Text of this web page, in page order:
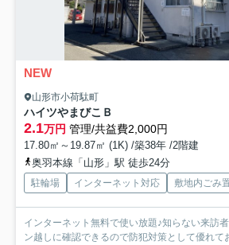
NEW
山形市小荷駄町
ハイツやまびこＢ
2.1万円 管理/共益費2,000円
17.80㎡～19.87㎡ (1K) /築38年 /2階建
奥羽本線「山形」駅 徒歩24分
駐輪場 インターネット対応 敷地内ごみ
インターネット無料で使い放題♪知らない来訪
ン越しに確認できるので防犯対策として優れて